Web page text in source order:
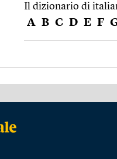
Il dizionario di
A B C D E F